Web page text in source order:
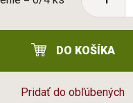
Pridať do obľúbených
DO KOŠÍKA